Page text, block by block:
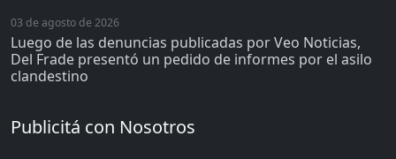
03 de agosto de 2026
Luego de las denuncias publicadas por Veo Noticias,
Del Frade presentó un pedido de informes por el asilo
clandestino
Publicitá con Nosotros